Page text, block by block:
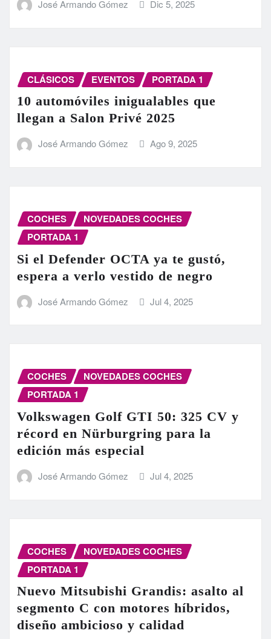
José Armando Gómez Dic 5, 2025
CLÁSICOS EVENTOS PORTADA 1
10 automóviles inigualables que
llegan a Salon Privé 2025
José Armando Gómez Ago 9, 2025
COCHES
NOVEDADES COCHES
PORTADA 1
Si el Defender OCTA ya te gustó,
espera a verlo vestido de negro
José Armando Gómez Jul 4, 2025
COCHES
NOVEDADES COCHES
PORTADA 1
Volkswagen Golf GTI 50: 325 CV y
récord en Nürburgring para la
edición más especial
José Armando Gómez Jul 4, 2025
COCHES
NOVEDADES COCHES
PORTADA 1
Nuevo Mitsubishi Grandis: asalto al
segmento C con motores híbridos,
diseño ambicioso y calidad